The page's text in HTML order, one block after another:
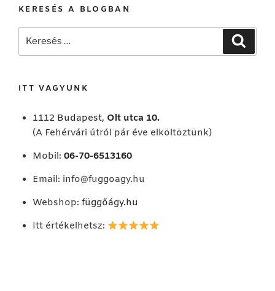
KERESÉS A BLOGBAN
Keresés
ITT VAGYUNK
1112 Budapest, Olt utca 10.
(A Fehérvári útról pár éve elköltöztünk)
Mobil: 06-70-6513160
Email: info@fuggoagy.hu
Webshop: függőágy.hu
Itt értékelhetsz: